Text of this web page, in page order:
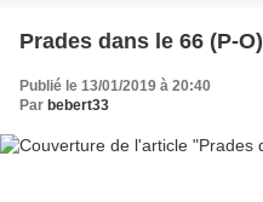
Prades dans le 66 (P-O)
Publié le 13/01/2019 à 20:40
Par bebert33